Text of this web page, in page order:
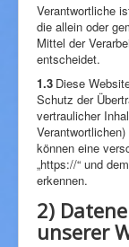
Verantwortliche
die allein oder
Mittel der
entscheidet.
1.3 Diese
Schutz der
vertraulicher
können eine
„https://“ und
erkennen.
2)
unserer